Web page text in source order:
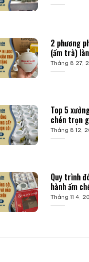
2 phương
(ấm trà)
Tháng 8 27,
Top 5
chén trọn
Tháng 8 12,
Quy trình
hành ấm
Tháng 11 4,